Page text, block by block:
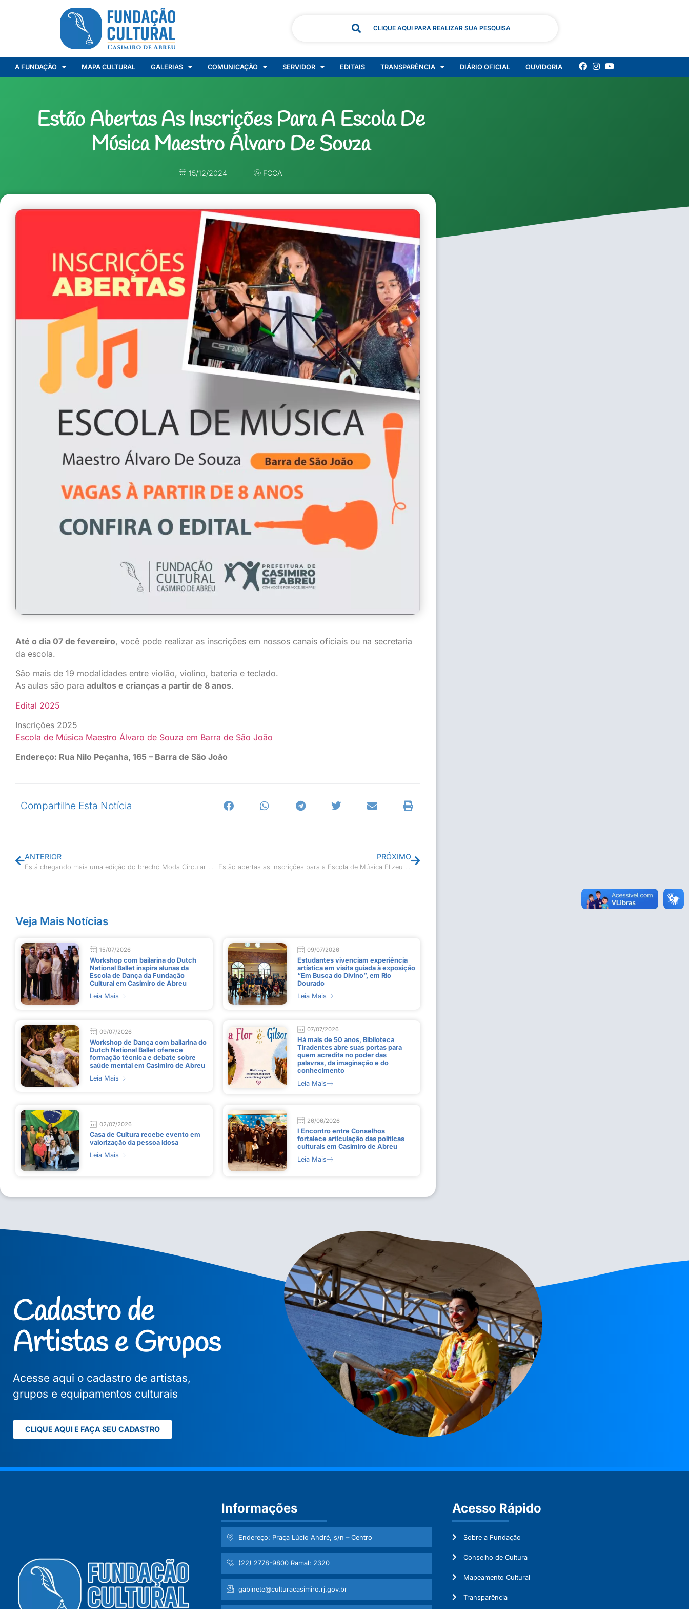
CLIQUE AQUI PARA REALIZAR SUA PESQUISA
A FUNDAÇÃO MAPA CULTURAL GALERIAS COMUNICAÇÃO SERVIDOR EDITAIS TRANSPARÊNCIA DIÁRIO OFICIAL OUVIDORIA
Estão Abertas As Inscrições Para A Escola De
Música Maestro Álvaro De Souza
15/12/2024 FCCA
Até o dia 07 de fevereiro, você pode realizar as inscrições em nossos canais oficiais ou na secretaria
da escola.
São mais de 19 modalidades entre violão, violino, bateria e teclado.
As aulas são para adultos e crianças a partir de 8 anos.
Edital 2025
Inscrições 2025
Escola de Música Maestro Álvaro de Souza em Barra de São João
Endereço: Rua Nilo Peçanha, 165 – Barra de São João
Compartilhe Esta Notícia
ANTERIOR
Está chegando mais uma edição do brechó Moda Circular Reuse-Abuse
PRÓXIMO
Estão abertas as inscrições para a Escola de Música Elizeu Tinoco Miranda
Veja Mais Notícias
15/07/2026
Workshop com bailarina do Dutch
National Ballet inspira alunas da
Escola de Dança da Fundação
Cultural em Casimiro de Abreu
Leia Mais
09/07/2026
Estudantes vivenciam experiência
artística em visita guiada à exposição
“Em Busca do Divino”, em Rio
Dourado
Leia Mais
09/07/2026
Workshop de Dança com bailarina do
Dutch National Ballet oferece
formação técnica e debate sobre
saúde mental em Casimiro de Abreu
Leia Mais
07/07/2026
Há mais de 50 anos, Biblioteca
Tiradentes abre suas portas para
quem acredita no poder das
palavras, da imaginação e do
conhecimento
Leia Mais
02/07/2026
Casa de Cultura recebe evento em
valorização da pessoa idosa
Leia Mais
26/06/2026
I Encontro entre Conselhos
fortalece articulação das políticas
culturais em Casimiro de Abreu
Leia Mais
Cadastro de
Artistas e Grupos
Acesse aqui o cadastro de artistas,
grupos e equipamentos culturais
CLIQUE AQUI E FAÇA SEU CADASTRO
Informações
Endereço: Praça Lúcio André, s/n – Centro
(22) 2778-9800 Ramal: 2320
gabinete@culturacasimiro.rj.gov.br
Acesso Rápido
Sobre a Fundação
Conselho de Cultura
Mapeamento Cultural
Transparência